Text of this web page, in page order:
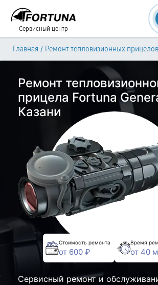
Сервисный центр
Главная / Ремонт тепловизионных прицелов
Ремонт
прицела Fortuna
Казани
Стоимость ремонта
от 600 ₽
Время
от 40
Сервисный ремонт и